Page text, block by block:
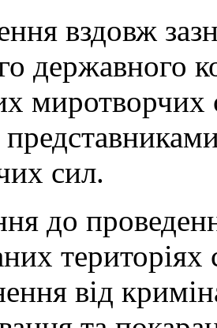
вздовж
державного
миротворчих
сил.
до
територіях
від